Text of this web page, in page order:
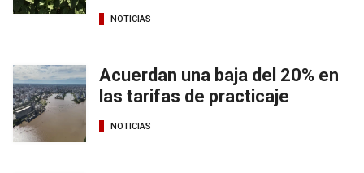
NOTICIAS
Acuerdan una baja del 20% en
las tarifas de practicaje
NOTICIAS